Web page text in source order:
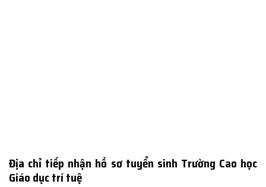
Địa chỉ tiếp nhận hồ sơ tuyển sinh Trường Cao học
Giáo dục trí tuệ